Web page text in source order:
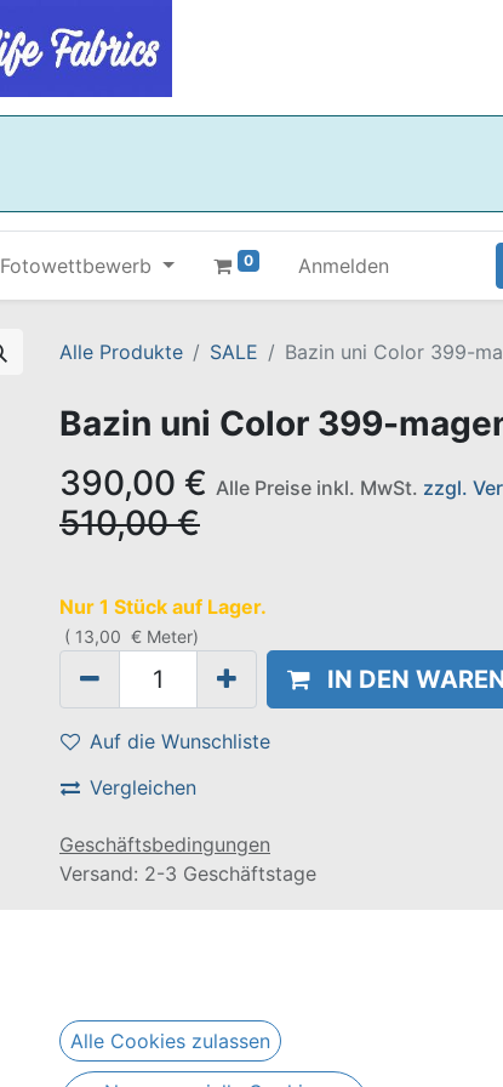
Fotowettbewerb 0 Anmelden
Alle Produkte SALE Bazin uni Color 399-
Bazin uni Color 399-
390,00 € Alle Preise inkl. MwSt. zzgl.
510,00€
Nur 1 Stück auf Lager.
( 13,00 € Meter)
IN DEN
Auf die Wunschliste
Vergleichen
Geschäftsbedingungen
Versand: 2-3 Geschäftstage
Alle Cookies zulassen